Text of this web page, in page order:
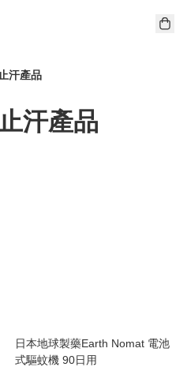
汗產品
汗產品
日本地球製藥Earth Nomat 電池
式驅蚊機 90日用